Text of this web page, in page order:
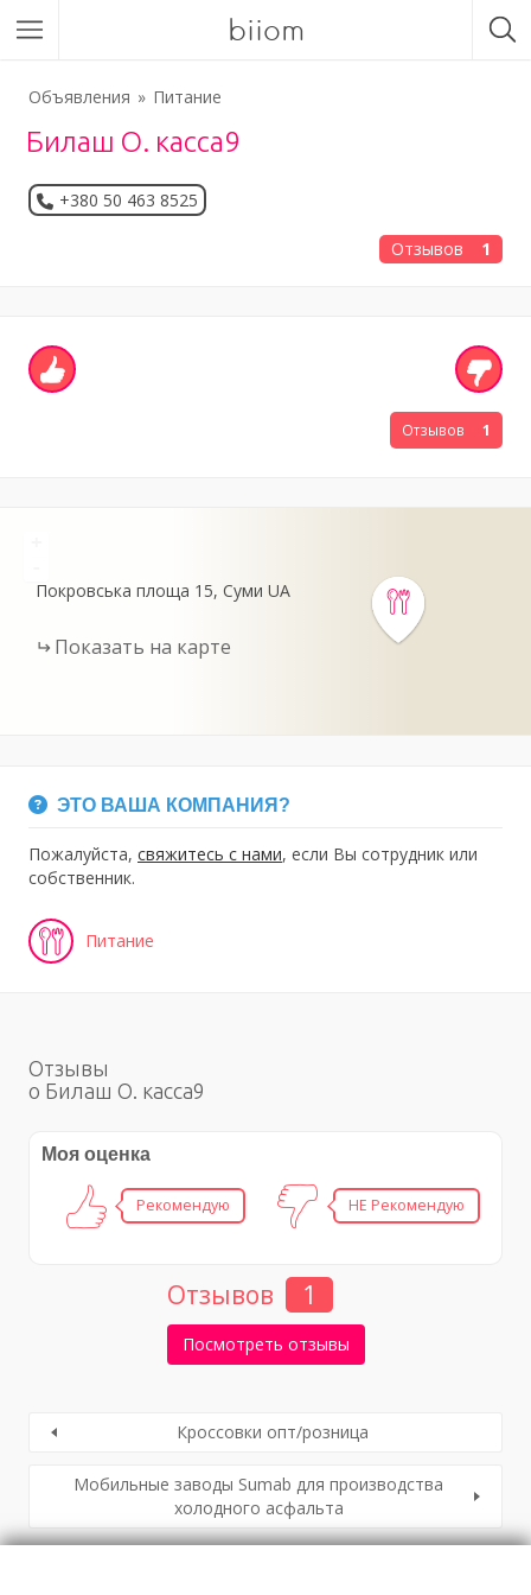
biiom
Объявления Питание
Билаш О. касса9
+380 50 463 8525
Отзывов 1
Отзывов 1
Покровська площа 15 Суми UA
Показать на карте
ЭТО ВАША КОМПАНИЯ?
Пожалуйста, свяжитесь с нами, если Вы сотрудник или
собственник.
Питание
Отзывы
о Билаш О. касса9
Моя оценка
Рекомендую НЕ Рекомендую
Отзывов 1
Посмотреть отзывы
Кроссовки опт/розница
Мобильные заводы Sumab для производства
холодного асфальта